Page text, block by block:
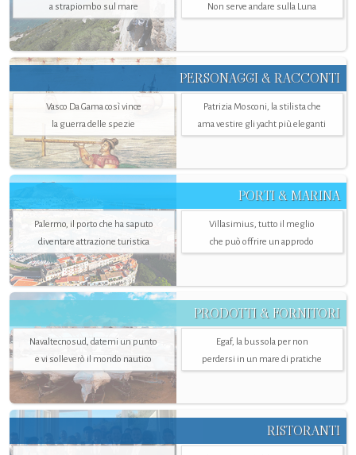
a strapiombo sul mare
Non serve andare sulla Luna
PERSONAGGI & RACCONTI
Vasco Da Gama così vince
la guerra delle spezie
Patrizia Mosconi, la stilista che
ama vestire gli yacht più eleganti
PORTI & MARINA
Palermo, il porto che ha saputo
diventare attrazione turistica
Villasimius, tutto il meglio
che può offrire un approdo
PRODOTTI & FORNITORI
Navaltecnosud, datemi un punto
e vi solleverò il mondo nautico
Egaf, la bussola per non
perdersi in un mare di pratiche
RISTORANTI